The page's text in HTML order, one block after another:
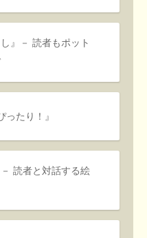
』－ 読者もポット
ったり！』
読者と対話する絵